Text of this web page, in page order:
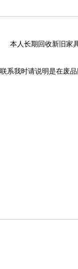
本人长期回收新旧家
联系我时请说明是在废